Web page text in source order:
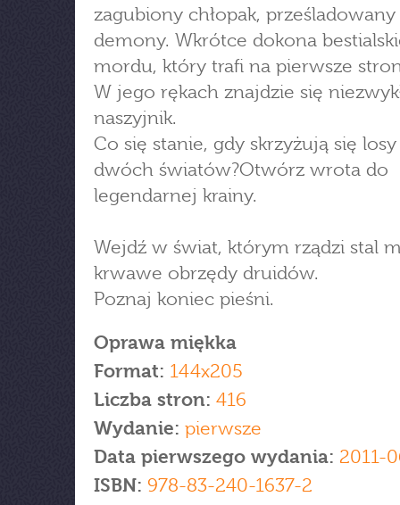
zagubiony chłopak,
demony. Wkrótce dokona
mordu, który trafi na pierwsze
W jego rękach znajdzie się
naszyjnik.
Co się stanie, gdy skrzyżują się
dwóch światów?Otwórz wrota do
legendarnej krainy.
Wejdź w świat, którym rządzi stal
krwawe obrzędy druidów.
Poznaj koniec pieśni.
Oprawa miękka
Format: 144x205
Liczba stron: 416
Wydanie: pierwsze
Data pierwszego wydania: 2011-
ISBN: 978-83-240-1637-2